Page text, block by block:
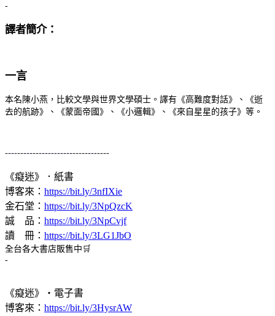
-
譯者簡介：
一言
本名陳小燕，比較文學與世界文學碩士。譯有《高難度對話》、《逝
去的航跡》、《蒙面帝國》、《小邏輯》、《來自星星的孩子》等。
----------------------------------
《癡迷》．紙書
博客來： https://bit.ly/3nfIXie
金石堂： https://bit.ly/3NpQzcK
誠 品： https://bit.ly/3NpCvjf
讀 冊： https://bit.ly/3LG1JbO
全台各大書店販售中🛒
-
《癡迷》・電子書
博客來： https://bit.ly/3HysrAW